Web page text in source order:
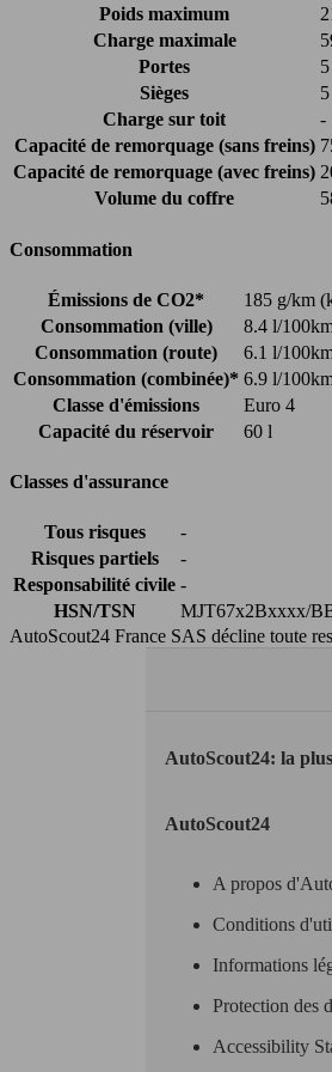
Poids maximum
Charge maximale
Portes
5
Sièges
5
Charge sur toit
-
Capacité de remorquage (sans freins)
Capacité de remorquage (avec freins)
Volume du coffre
Consommation
Émissions de CO2*
185 g/km
Consommation (ville)
8.4 l/
Consommation (route)
6.1 l/
Consommation (combinée)* 6.9 l/
Classe d'émissions
Euro 4
Capacité du réservoir
60 l
Classes d'assurance
Tous risques
-
Risques partiels
-
Responsabilité civile -
HSN/TSN
MJT67x2Bxxxx/
AutoScout24 France SAS décline toute
AutoScout24: la
AutoScout24
A propos
Conditions
Informations
Protection des
Accessibility